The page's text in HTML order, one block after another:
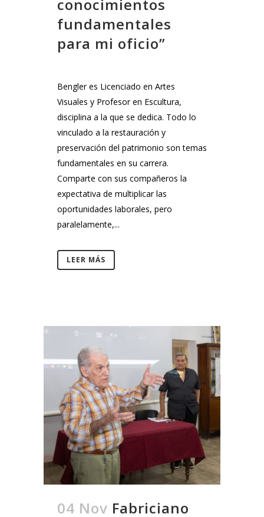
conocimientos
fundamentales
para mi oficio”
Bengler es Licenciado en Artes
Visuales y Profesor en Escultura,
disciplina a la que se dedica. Todo lo
vinculado a la restauración y
preservación del patrimonio son temas
fundamentales en su carrera.
Comparte con sus compañeros la
expectativa de multiplicar las
oportunidades laborales, pero
paralelamente,...
LEER MÁS
04 Nov Fabriciano